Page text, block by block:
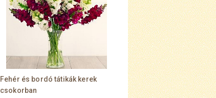
Fehér és bordó tátikák kerek
csokorban